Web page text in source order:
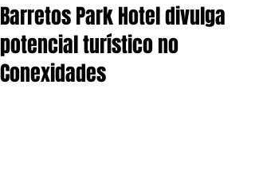
Barretos Park Hotel divulga
potencial turístico no
Conexidades